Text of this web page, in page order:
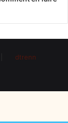
dtrenn